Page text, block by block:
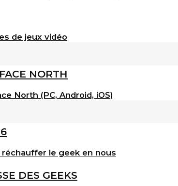
de jeux vidéo
North (PC, Android, iOS)
réchauffer le geek en nous